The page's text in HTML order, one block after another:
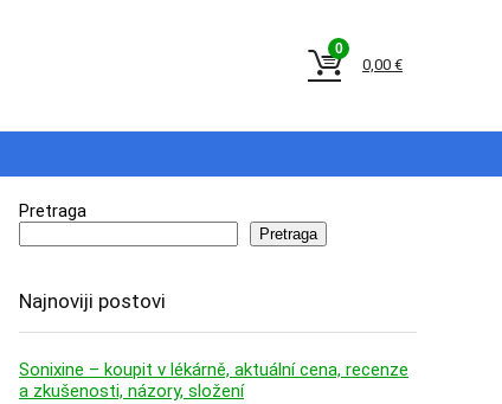
0
0,00 €
Pretraga
Pretraga
Najnoviji postovi
Sonixine – koupit v lékárně, aktuální cena, recenze
a zkušenosti, názory, složení